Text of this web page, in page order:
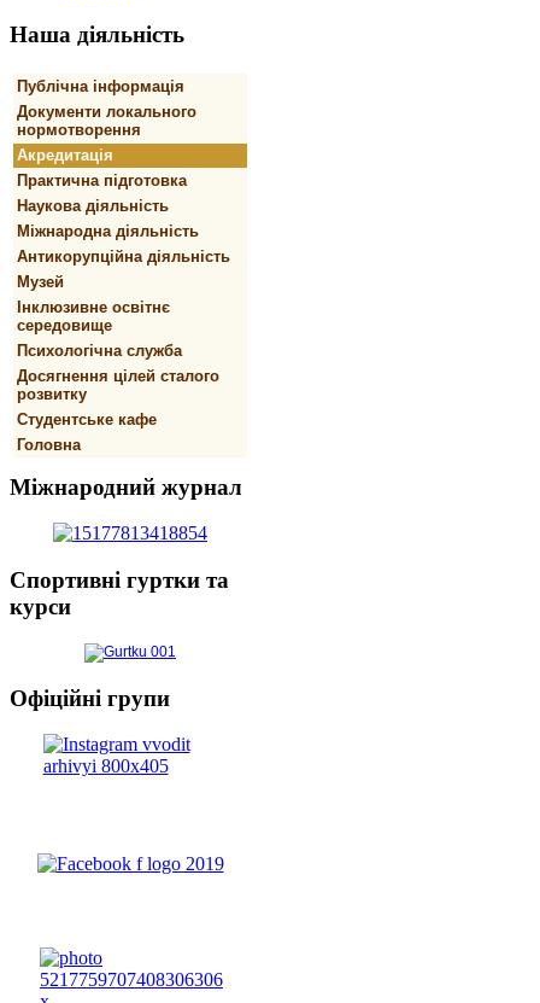
Наша діяльність
Публічна інформація
Документи локального
нормотворення
Акредитація
Практична підготовка
Наукова діяльність
Міжнародна діяльність
Антикорупційна діяльність
Музей
Інклюзивне освітнє
середовище
Психологічна служба
Досягнення цілей сталого
розвитку
Студентське кафе
Головна
Міжнародний журнал
Спортивнi гуртки та
курси
Офіційні групи